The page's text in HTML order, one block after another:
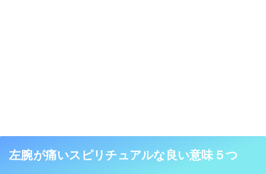
左腕が痛いスピリチュアルな良い意味５つ